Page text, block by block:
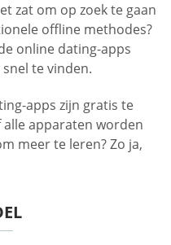
zat om op zoek te gaan
offline methodes?
online dating-apps
te vinden.
apps zijn gratis te
apparaten worden
meer te leren? Zo ja,